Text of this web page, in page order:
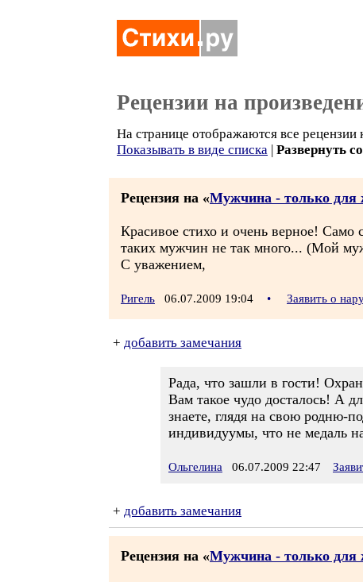
Рецензии на
На странице отображаются все
Показывать в виде списка | Развернуть
Рецензия на «Мужчина - только для
Красивое стихо и очень верное! Само
таких мужчин не так много... (Мой
С уважением,
Ригель 06.07.2009 19:04 • Заявить о
+ добавить замечания
Рада, что зашли в гости!
Вам такое чудо досталось! А
знаете, глядя на свою родню-
индивидуумы, что не медаль
Ольгелина 06.07.2009 22:47
+ добавить замечания
Рецензия на «Мужчина - только для